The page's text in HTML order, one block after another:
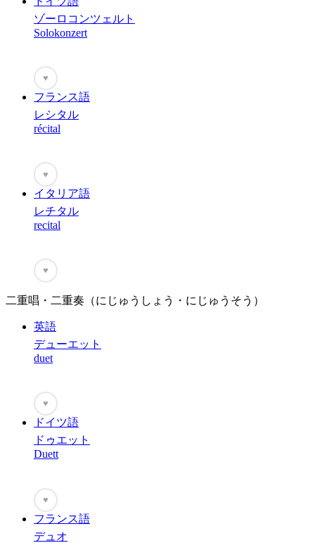
ゾーロコンツェルト
Solokonzert
♥
フランス語
レシタル
récital
♥
イタリア語
レチタル
recital
♥
二重唱・二重奏（にじゅうしょう・にじゅうそう）
英語
デューエット
duet
♥
ドイツ語
ドゥエット
Duett
♥
フランス語
デュオ